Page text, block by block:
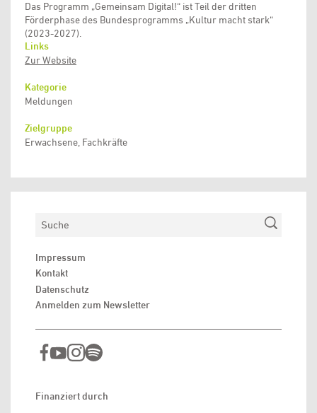
Das Programm „Gemeinsam Digital!“ ist Teil der dritten
Förderphase des Bundesprogramms „Kultur macht stark“
(2023-2027).
Links
Zur Website
Kategorie
Meldungen
Zielgruppe
Erwachsene, Fachkräfte
Suchen
Impressum
Kontakt
Datenschutz
Anmelden zum Newsletter
Finanziert durch